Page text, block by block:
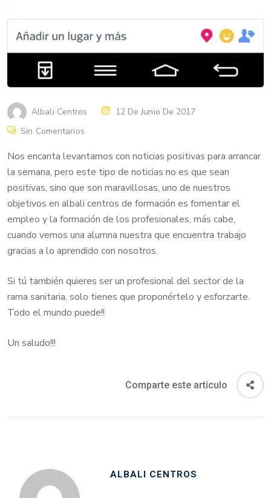
Albali Centros
12 De Junio De 2017
Sin Comentarios
Nos encanta levantarnos con noticias positivas para arrancar
la semana, pero este tipo de noticias no es que sean
positivas, sino que son maravillosas, uno de nuestros
objetivos en albali centros de formación es fomentar el
empleo y la formación de los profesionales, más cabe,
cuando vemos una alumna nuestra que encuentra trabajo
gracias a lo aprendido con nosotros.
Si tú también quieres ser un profesional del sector de la
rama sanitaria, solo tienes que proponértelo y esforzarte.
Todo el mundo puede!!
Un saludo!!!
Comparte este artículo
ALBALI CENTROS